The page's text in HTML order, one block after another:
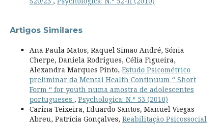
Artigos Similares
Ana Paula Matos, Raquel Simão André, Sónia
Cherpe, Daniela Rodrigues, Célia Figueira,
Alexandra Marques Pinto, Estudo Psicométrico
preliminar da Mental Health Continuum “ Short
Form “ for youth numa amostra de adolescentes
portugueses , Psychologica: N.º 53 (2010)
Carina Teixeira, Eduardo Santos, Manuel Viegas
Abreu, Patrícia Gonçalves, Reabilitação Psicossocial